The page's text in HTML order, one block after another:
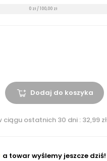
0 zł / 100,00 zł
Dodaj do koszyka
ciągu ostatnich 30 dni : 32,99 zł
a towar wyślemy jeszcze dziś!